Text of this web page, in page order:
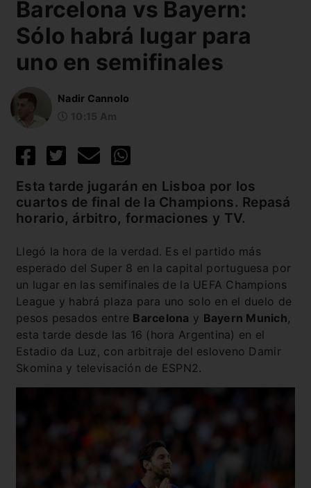
Barcelona vs Bayern:
Sólo habrá lugar para
uno en semifinales
Nadir Cannolo
Esta tarde jugarán en Lisboa por los
cuartos de final de la Champions. Repasá
horario, árbitro, formaciones y TV.
Llegó la hora de la verdad. Es el partido más
esperado del Super 8 en la capital portuguesa por
un lugar en las semifinales de la UEFA Champions
League y habrá plaza para uno solo en el duelo de
pesos pesados entre Barcelona y Bayern Munich,
esta tarde desde las 16 (hora Argentina) en el
Estadio da Luz, con arbitraje del esloveno Damir
Skomina y televisación de ESPN2.